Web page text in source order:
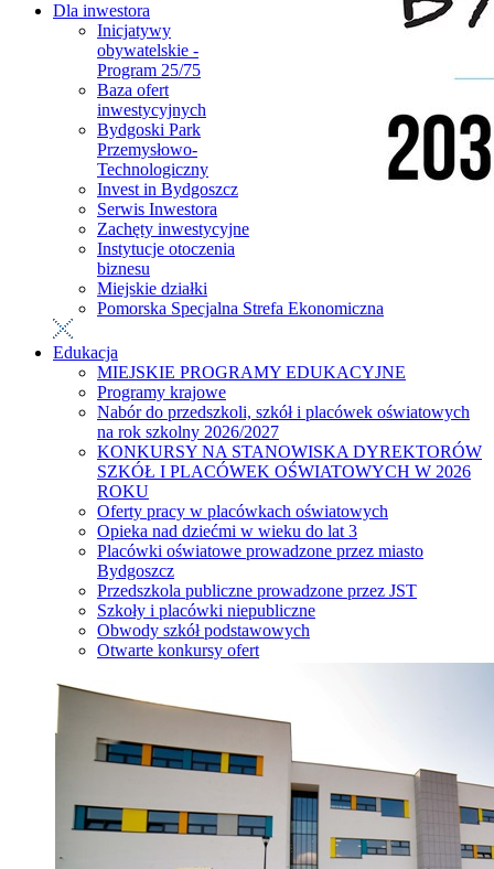
Dla inwestora
Inicjatywy
obywatelskie -
Program 25/75
Baza ofert
inwestycyjnych
Bydgoski Park
Przemysłowo-
Technologiczny
Invest in Bydgoszcz
Serwis Inwestora
Zachęty inwestycyjne
Instytucje otoczenia
biznesu
Miejskie działki
Pomorska Specjalna Strefa Ekonomiczna
Edukacja
MIEJSKIE PROGRAMY EDUKACYJNE
Programy krajowe
Nabór do przedszkoli, szkół i placówek oświatowych
na rok szkolny 2026/2027
KONKURSY NA STANOWISKA DYREKTORÓW
SZKÓŁ I PLACÓWEK OŚWIATOWYCH W 2026
ROKU
Oferty pracy w placówkach oświatowych
Opieka nad dziećmi w wieku do lat 3
Placówki oświatowe prowadzone przez miasto
Bydgoszcz
Przedszkola publiczne prowadzone przez JST
Szkoły i placówki niepubliczne
Obwody szkół podstawowych
Otwarte konkursy ofert